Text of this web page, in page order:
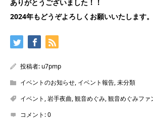
ありがとうございました！！
2024年もどうぞよろしくお願いいたします。
投稿者: u7pmp
イベントのお知らせ, イベント報告,未分類
イベント ,岩手夜曲,観音めぐみ,観音めぐみファ
コメント:0